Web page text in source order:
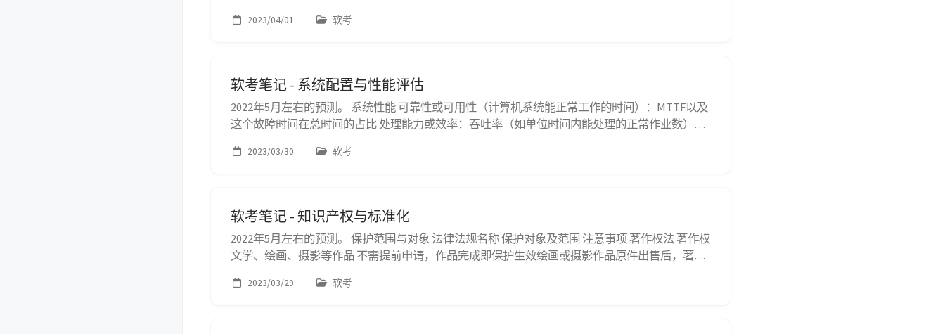
图形图像和视频 图像的三要素：亮度（明暗）、色调和饱和度。 位图：像素点是基本单位；...
2023/04/01 软考
软考笔记 - 系统配置与性能评估
2022年5月左右的预测。 系统性能 可靠性或可用性（计算机系统能正常工作的时间）：MTTF以及
这个故障时间在总时间的占比 处理能力或效率：吞吐率（如单位时间内能处理的正常作业数）、
区间的比例） 常见的评价指标分类 计算机：时钟频率（主频）、数据处理速率（PDR）、吞吐
2023/03/30 软考
软考笔记 - 知识产权与标准化
2022年5月左右的预测。 保护范围与对象 法律法规名称 保护对象及范围 注意事项 著作权法 著作权
文学、绘画、摄影等作品 不需提前申请，作品完成即保护生效绘画或摄影作品原件出售后，著作
2023/03/29 软考